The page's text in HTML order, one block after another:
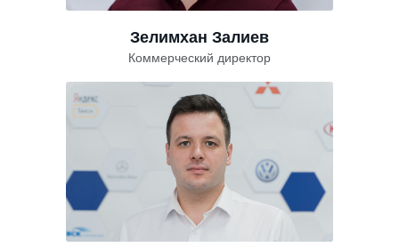
Зелимхан Залиев
Коммерческий директор